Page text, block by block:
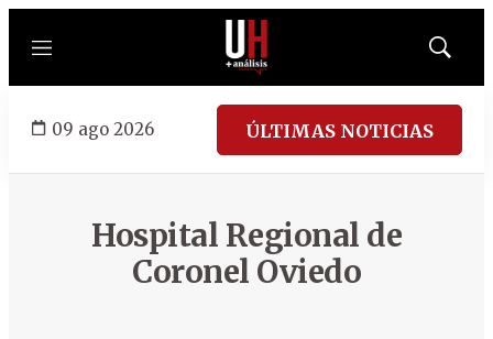
Menú
Mostrar
09 ago 2026 ÚLTIMAS NOTICIAS
Hospital Regional de
Coronel Oviedo